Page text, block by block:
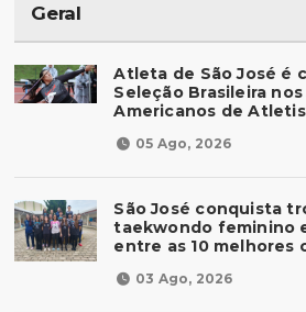
Geral
Atleta de São José é
Seleção Brasileira
Americanos de
05 Ago, 2026
São José conquista
taekwondo feminino
entre as 10 melhores
03 Ago, 2026